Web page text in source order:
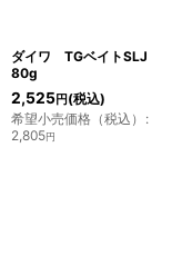
ダイワ TGベイトSLJ
80g
2,525円(税込)
希望小売価格（税込） :
2,805円